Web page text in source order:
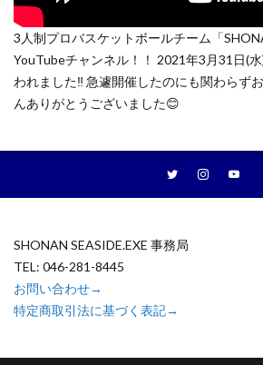
3人制プロバスケットボールチーム「
YouTubeチャンネル！！ 2021年3月31日(
われました‼️ 急遽開催したのにも関わらず
んありがとうございました😊
SHONAN SEASIDE.EXE 事務局
TEL: 046-281-8445
お問い合わせ→
特定商取引法に基づく表記→